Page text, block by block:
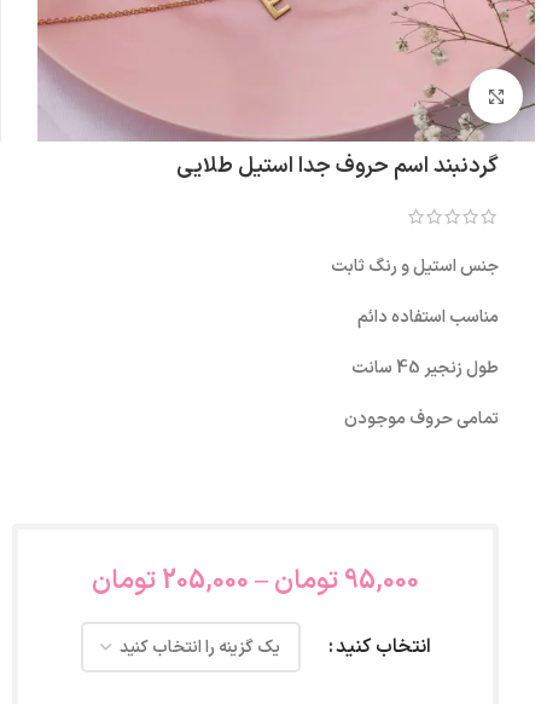
بزرگنمایی تصویر
گردنبند اسم حروف جدا استیل طلایی
جنس استیل و رنگ ثابت
مناسب استفاده دائم
طول زنجیر 45 سانت
تمامی حروف موجودن
95,000تومان–
205,000تومان
انتخاب کنید